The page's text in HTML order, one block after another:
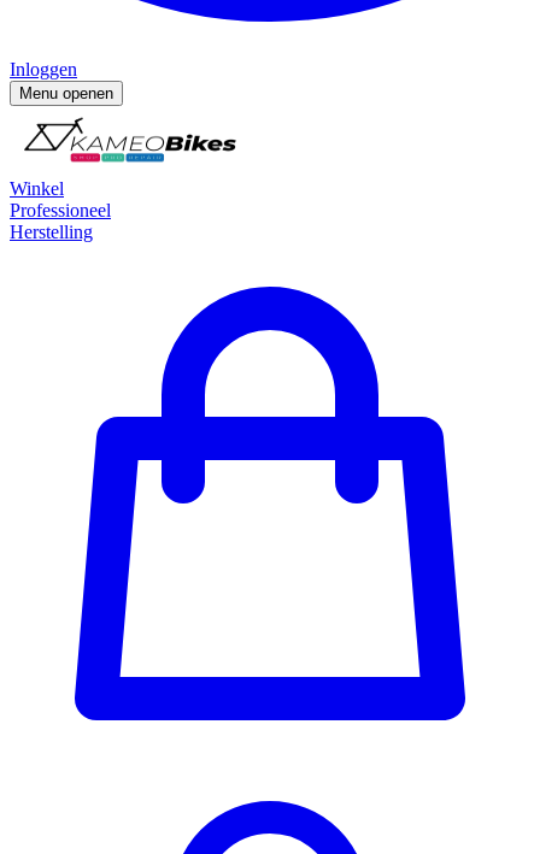
Inloggen
Menu openen
Winkel
Professioneel
Herstelling